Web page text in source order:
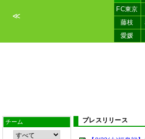
≪
FC東京
藤枝
愛媛
チーム プレスリリース